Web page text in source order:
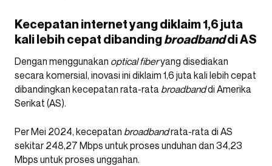
Kecepatan internet yang diklaim 1,6 juta
kali lebih cepat dibandingbroadbanddi AS
Dengan menggunakan optical fiberyang disediakan
secara komersial, inovasi ini diklaim 1,6 juta kali lebih cepat
dibandingkan kecepatan rata-rata broadbanddi Amerika
Serikat (AS).
Per Mei 2024, kecepatan broadbandrata-rata di AS
sekitar 248,27 Mbps untuk proses unduhan dan 34,23
Mbps untuk proses unggahan.